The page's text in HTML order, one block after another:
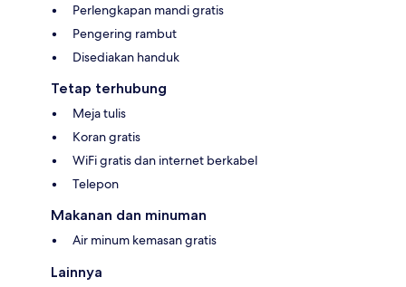
Perlengkapan mandi gratis
Pengering rambut
Disediakan handuk
Tetap terhubung
Meja tulis
Koran gratis
WiFi gratis dan internet berkabel
Telepon
Makanan dan minuman
Air minum kemasan gratis
Lainnya